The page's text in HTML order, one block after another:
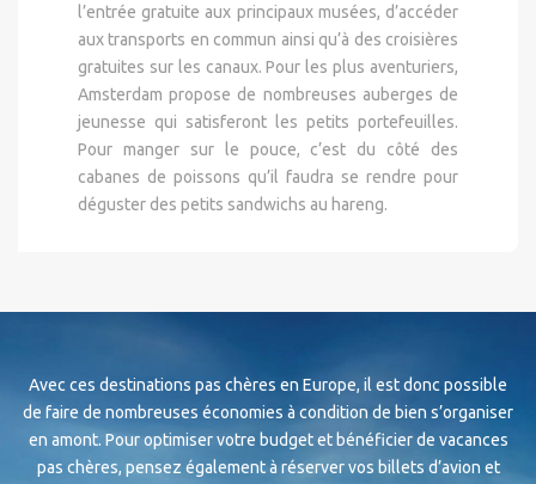
l’entrée gratuite aux principaux musées, d’accéder
aux transports en commun ainsi qu’à des croisières
gratuites sur les canaux. Pour les plus aventuriers,
Amsterdam propose de nombreuses auberges de
jeunesse qui satisferont les petits portefeuilles.
Pour manger sur le pouce, c’est du côté des
cabanes de poissons qu’il faudra se rendre pour
déguster des petits sandwichs au hareng.
Avec ces destinations pas chères en Europe, il est donc possible
de faire de nombreuses économies à condition de bien s’organiser
en amont. Pour optimiser votre budget et bénéficier de vacances
pas chères, pensez également à réserver vos billets d’avion et